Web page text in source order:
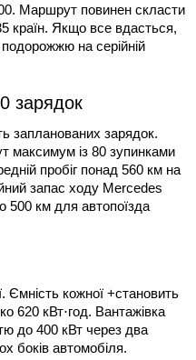
Маршрут повинен скласти
країн. Якщо все вдасться,
на серійній
зарядок
запланованих зарядок.
максимум із 80 зупинками
пробіг понад 560 км на
запас ходу Mercedes
500 км для автопоїзда
кожної +становить
620 кВт⋅год. Вантажівка
до 400 кВт через два
боків автомобіля.